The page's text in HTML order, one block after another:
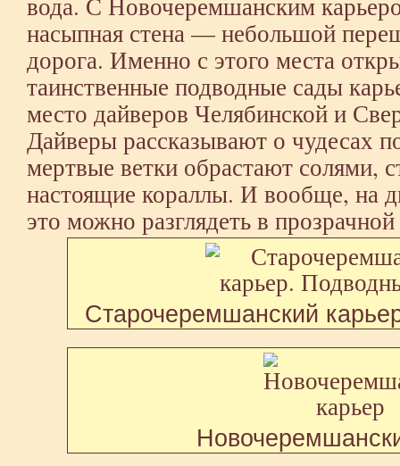
насыпная стена — небольшой
дорога. Именно с этого места
таинственные подводные сады
место дайверов Челябинской и
Дайверы рассказывают о чудесах
мертвые ветки обрастают солями,
настоящие кораллы. И вообще, на
это можно разглядеть в
Старочеремшанский